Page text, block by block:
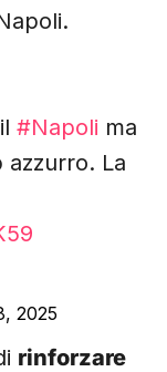
#Napoli ma
azzurro. La
2025
rinforzare